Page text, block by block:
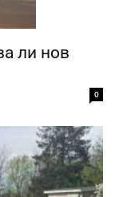
ли нов
0